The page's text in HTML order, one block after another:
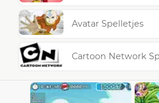
Avatar Spelletjes
Cartoon Network